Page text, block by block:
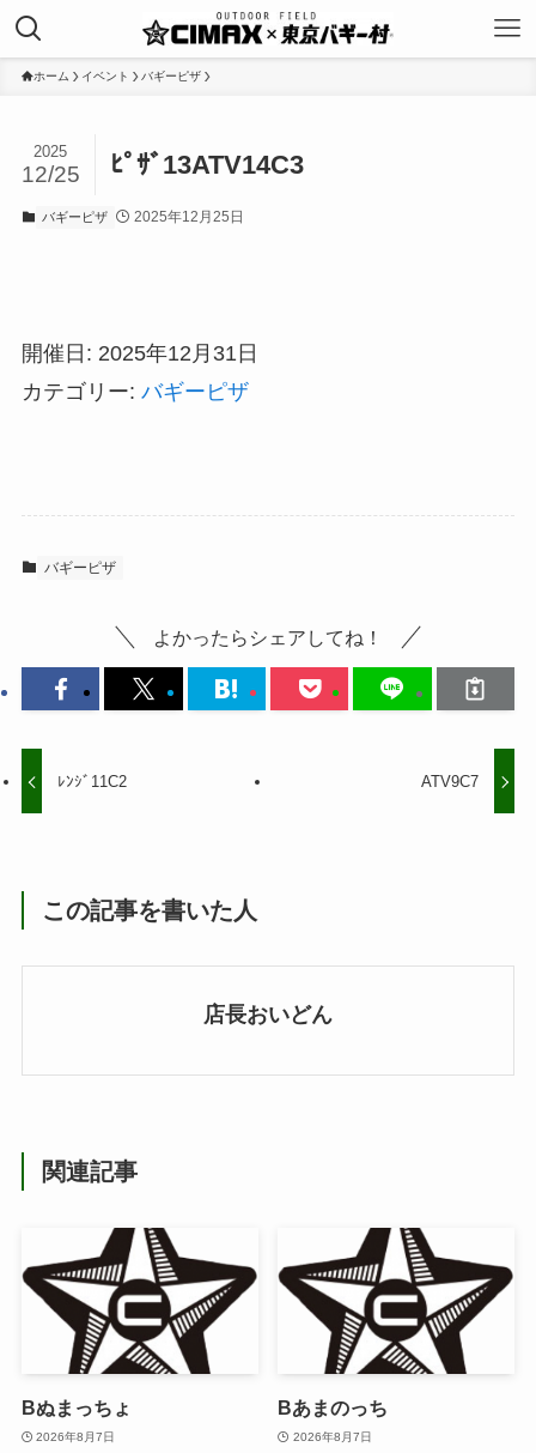
ホーム イベント バギーピザ
ﾋﾟｻﾞ13ATV14C3
2025
12/25
バギーピザ 2025年12月25日
開催日: 2025年12月31日
カテゴリー: バギーピザ
バギーピザ
よかったらシェアしてね！
ﾚﾝｼﾞ11C2 ATV9C7
この記事を書いた人
店長おいどん
関連記事
Bぬまっちょ
2026年8月7日
Bあまのっち
2026年8月7日